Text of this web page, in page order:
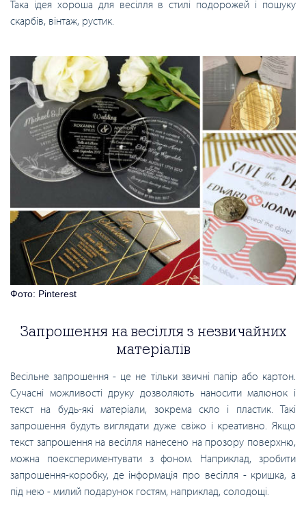
Така ідея хороша для весілля в стилі подорожей і пошуку
скарбів, вінтаж, рустик.
Фото: Pinterest
Запрошення на весілля з незвичайних
матеріалів
Весільне запрошення - це не тільки звичні папір або картон.
Сучасні можливості друку дозволяють наносити малюнок і
текст на будь-які матеріали, зокрема скло і пластик. Такі
запрошення будуть виглядати дуже свіжо і креативно. Якщо
текст запрошення на весілля нанесено на прозору поверхню,
можна поекспериментувати з фоном. Наприклад, зробити
запрошення-коробку, де інформація про весілля - кришка, а
під нею - милий подарунок гостям, наприклад, солодощі.